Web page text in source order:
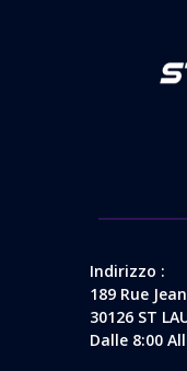
Indirizzo :
189 Rue
30126 ST
Dalle 8:00